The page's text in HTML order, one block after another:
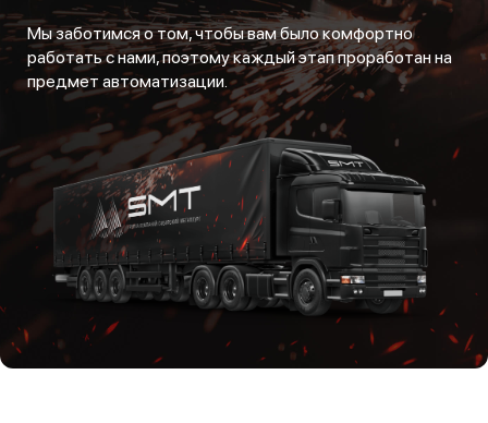
Мы заботимся о том, чтобы вам было комфортно
работать с нами, поэтому каждый этап проработан на
предмет автоматизации.